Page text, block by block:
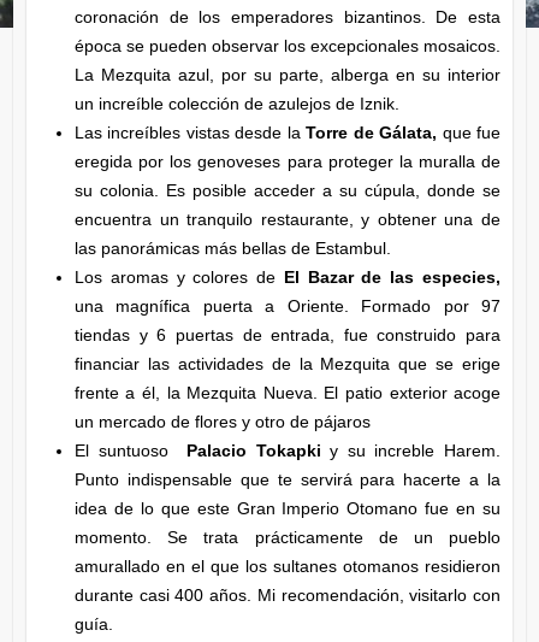
coronación de los emperadores bizantinos. De esta
época se pueden observar los excepcionales mosaicos.
La Mezquita azul, por su parte, alberga en su interior
un increíble colección de azulejos de Iznik.
Las increíbles vistas desde laTorre de Gálata, que fue
eregida por los genoveses para proteger la muralla de
su colonia. Es posible acceder a su cúpula, donde se
encuentra un tranquilo restaurante, y obtener una de
las panorámicas más bellas de Estambul.
Los aromas y colores de El Bazar de las especies,
una magnífica puerta a Oriente. Formado por 97
tiendas y 6 puertas de entrada, fue construido para
financiar las actividades de la Mezquita que se erige
frente a él, la Mezquita Nueva. El patio exterior acoge
un mercado de flores y otro de pájaros
El suntuoso Palacio Tokapki y su increble Harem.
Punto indispensable que te servirá para hacerte a la
idea de lo que este Gran Imperio Otomano fue en su
momento. Se trata prácticamente de un pueblo
amurallado en el que los sultanes otomanos residieron
durante casi 400 años. Mi recomendación, visitarlo con
guía.